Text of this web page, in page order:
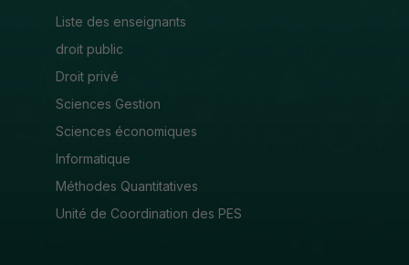
Liste des enseignants
droit public
Droit privé
Sciences Gestion
Sciences économiques
Informatique
Méthodes Quantitatives
Unité de Coordination des PES